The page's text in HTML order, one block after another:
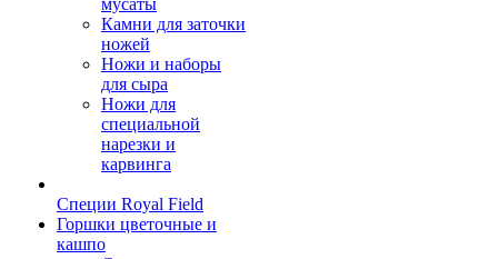
мусаты
Камни для заточки
ножей
Ножи и наборы
для сыра
Ножи для
специальной
нарезки и
карвинга
Специи Royal Field
Горшки цветочные и
кашпо